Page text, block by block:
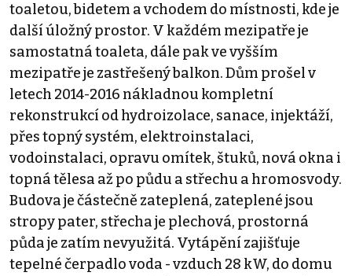
toaletou, bidetem a vchodem do místnosti, kde je
další úložný prostor. V každém mezipatře je
samostatná toaleta, dále pak ve vyšším
mezipatře je zastřešený balkon. Dům prošel v
letech 2014-2016 nákladnou kompletní
rekonstrukcí od hydroizolace, sanace, injektáží,
přes topný systém, elektroinstalaci,
vodoinstalaci, opravu omítek, štuků, nová okna i
topná tělesa až po půdu a střechu a hromosvody.
Budova je částečně zateplená, zateplené jsou
stropy pater, střecha je plechová, prostorná
půda je zatím nevyužitá. Vytápění zajišťuje
tepelné čerpadlo voda - vzduch 28 kW, do domu